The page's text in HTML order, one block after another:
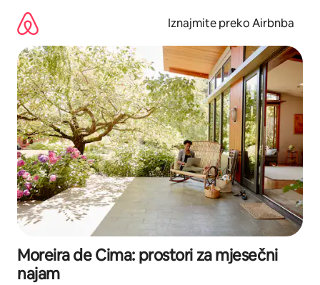
sadržaj
Iznajmite preko Airbnba
Moreira de Cima: prostori za mjesečni
najam